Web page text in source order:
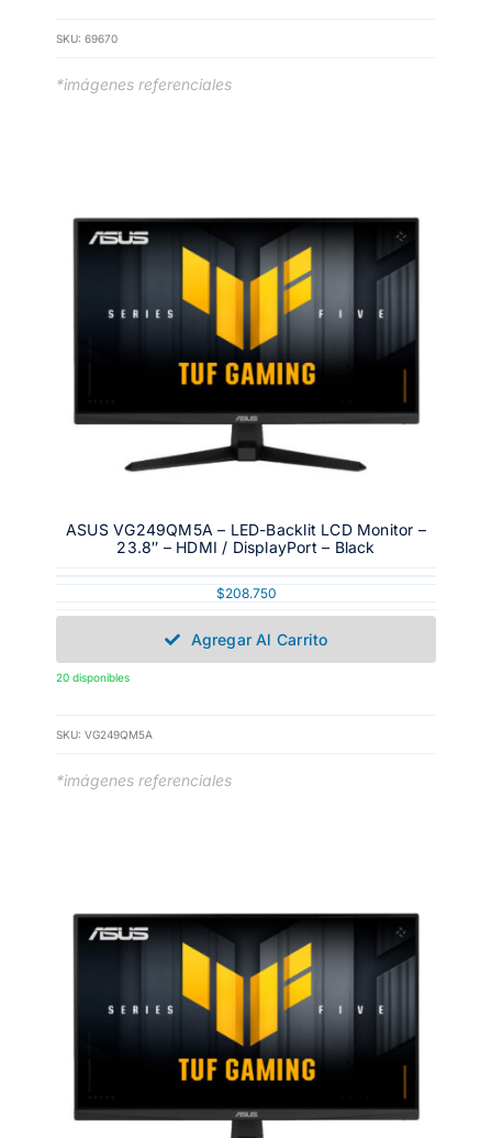
SKU: 69670
*imágenes referenciales
ASUS VG249QM5A – LED-Backlit LCD Monitor –
23.8″ – HDMI / DisplayPort – Black
$208.750
Agregar Al Carrito
20 disponibles
SKU: VG249QM5A
*imágenes referenciales